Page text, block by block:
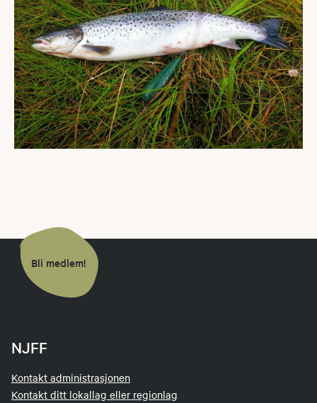
Bli medlem!
NJFF
Kontakt administrasjonen
Kontakt ditt lokallag eller regionlag